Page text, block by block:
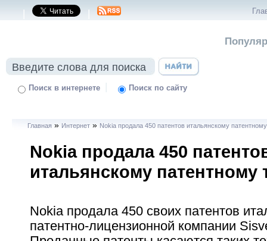
| |
Поиск в интернете | Поиск по сайту
Главная » Интернет » Nokia продала 450 патентов итальянскому
Nokia продала 450
итальянскому патентному
Nokia продала 450 своих патентов
патентно-лицензионной компании